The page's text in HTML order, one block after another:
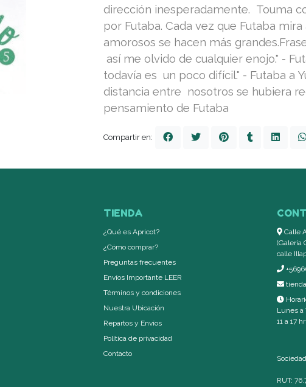
dirección inesperadamente. Touma
por Futaba. Cada vez que Futaba
amorosos se hacen más
así me olvido de cualquier enojo." -
todavía es un poco difícil." - Futaba a
distancia entre nosotros se hubiera
pensamiento de Futaba
Compartir en:
TIENDA
¿Qué es Apricot?
¿Cómo comprar?
Preguntas frecuentes
Envíos Importante LEER
Términos y condiciones
Nuestra Ubicación
Repartos y Envíos
Política de privacidad
Contacto
Calle
(Galería
calle
Lunes a
11 a 17
RUT: